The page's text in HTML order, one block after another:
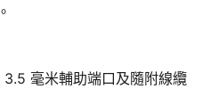
毫米輔助端口及隨附線纜